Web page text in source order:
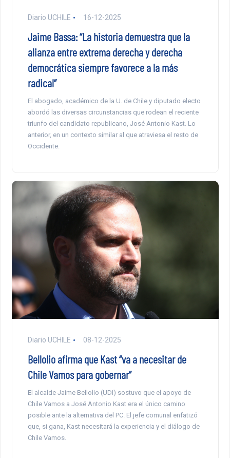
Diario UCHILE 16-12-2025
Jaime Bassa: “La historia demuestra que la
alianza entre extrema derecha y derecha
democrática siempre favorece a la más
radical”
El abogado, académico de la U. de Chile y diputado electo
abordó las diversas circunstancias que rodean el reciente
triunfo del candidato republicano, José Antonio Kast. Lo
anterior, en un contexto similar al que atraviesa el resto de
Occidente.
Diario UCHILE 08-12-2025
Bellolio afirma que Kast “va a necesitar de
Chile Vamos para gobernar”
El alcalde Jaime Bellolio (UDI) sostuvo que el apoyo de
Chile Vamos a José Antonio Kast era el único camino
posible ante la alternativa del PC. El jefe comunal enfatizó
que, si gana, Kast necesitará la experiencia y el diálogo de
Chile Vamos.